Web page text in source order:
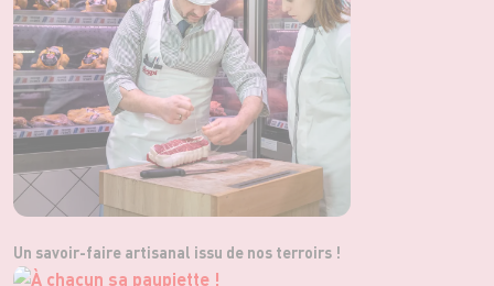
Un savoir-faire artisanal issu de nos terroirs !